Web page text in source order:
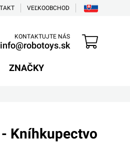
VEĽKOOBCHOD
KONTAKTUJTE NÁS
info@robotoys.sk
ZNAČKY
Kníhkupectvo